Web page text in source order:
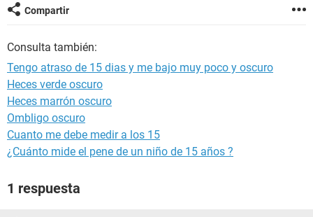
Compartir
Consulta también:
Tengo atraso de 15 dias y me bajo muy poco y oscuro
Heces verde oscuro
Heces marrón oscuro
Ombligo oscuro
Cuanto me debe medir a los 15
¿Cuánto mide el pene de un niño de 15 años ?
1 respuesta